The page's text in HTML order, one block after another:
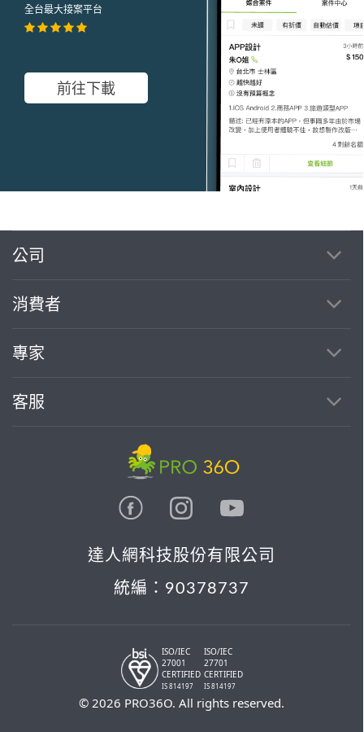
全台最大接案平台
前往下載
公司
消費者
專家
客服
達人網科技股份有限公司
統編：90378737
ISO/IEC
27001
CERTIFIED
IS 814197
ISO/IEC
27701
CERTIFIED
IS 814197
© 2026 PRO36O. All rights reserved.
繼續完成